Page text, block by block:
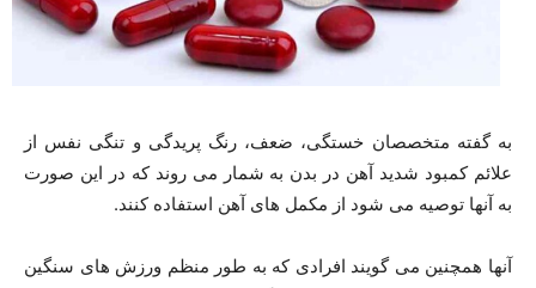
به گفته متخصصان خستگی، ضعف، رنگ پریدگی و تنگی نفس از
علائم کمبود شدید آهن در بدن به شمار می روند که در این صورت
به آنها توصیه می شود از مکمل های آهن استفاده کنند.
آنها همچنین می گویند افرادی که به طور منظم ورزش های سنگین